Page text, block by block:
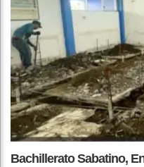
Bachillerato Sabatino,